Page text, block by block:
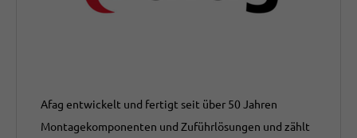
Afag entwickelt und fertigt seit über 50 Jahren
Montagekomponenten und Zuführlösungen und zählt